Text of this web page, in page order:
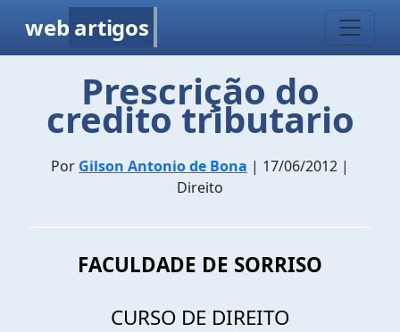
web artigos
Prescrição do
credito tributario
Por Gilson Antonio de Bona | 17/06/2012 |
Direito
FACULDADE DE SORRISO
CURSO DE DIREITO